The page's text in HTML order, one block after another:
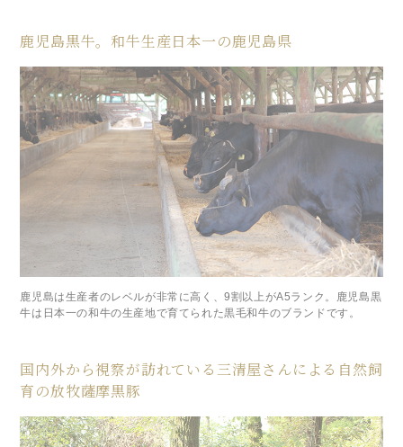
鹿児島黒牛。和牛生産日本一の鹿児島県
鹿児島は生産者のレベルが非常に高く、9割以上がA5ランク。鹿児島黒
牛は日本一の和牛の生産地で育てられた黒毛和牛のブランドです。
国内外から視察が訪れている三清屋さんによる自然飼
育の放牧薩摩黒豚